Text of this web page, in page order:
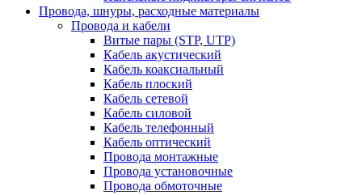
Провода, шнуры, расходные материалы
Провода и кабели
Витые пары (STP, UTP)
Кабель акустический
Кабель коаксиальный
Кабель плоский
Кабель сетевой
Кабель силовой
Кабель телефонный
Кабель оптический
Провода монтажные
Провода установочные
Провода обмоточные